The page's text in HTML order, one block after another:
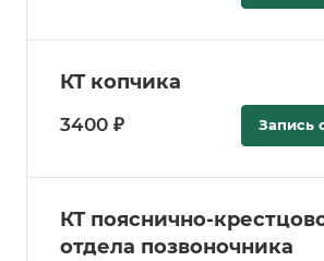
КТ копчика
3400 ₽ Запись
КТ пояснично-
отдела позвоночника